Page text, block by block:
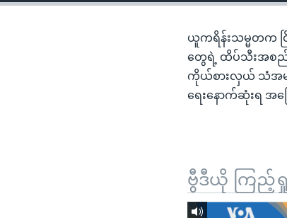
ကျော်
ယူကရိန်းသမ္မတက င
တွေရဲ့ ထိပ်သီးအစည်း
ကိုယ်စားလှယ် သံအမတ်
ရေးနောက်ဆုံးရ အ
ဗွီဒီယို ကြည့်